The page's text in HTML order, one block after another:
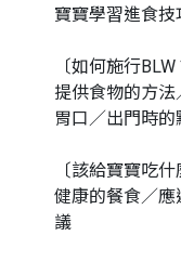
寶寶學習進食技
〔如何施行BLW
提供食物的方法
胃口／出門時的
〔該給寶寶吃什
健康的餐食／
議